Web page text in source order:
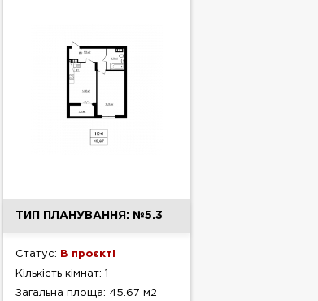
ТИП ПЛАНУВАННЯ: №5.3
Статус: В проєкті
Кількість кімнат: 1
Загальна площа: 45.67 м2